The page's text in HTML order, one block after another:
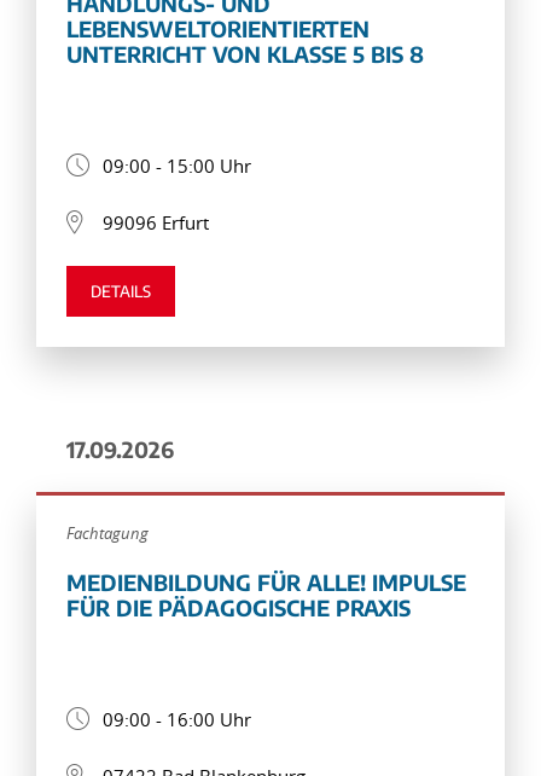
LEBENSWELTORIENTIERTEN
UNTERRICHT VON KLASSE 5 BIS 8
09:00 - 15:00 Uhr
99096 Erfurt
DETAILS
17.09.2026
Fachtagung
MEDIENBILDUNG FÜR ALLE! IMPULSE
FÜR DIE PÄDAGOGISCHE PRAXIS
09:00 - 16:00 Uhr